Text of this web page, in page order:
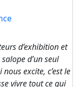
d’exhibition et
d’un seul
excite, c’est le
vivre tout ce qui